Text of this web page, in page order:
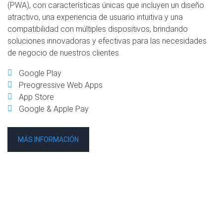
(PWA), con características únicas que incluyen un diseño
atractivo, una experiencia de usuario intuitiva y una
compatibilidad con múltiples dispositivos, brindando
soluciones innovadoras y efectivas para las necesidades
de negocio de nuestros clientes.
Google Play
Preogressive Web Apps
App Store
Google & Apple Pay
MÁS INFORMACIÓN